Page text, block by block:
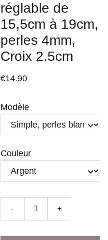
réglable de
15,5cm à 19cm,
perles 4mm,
Croix 2.5cm
€14.90
Modèle
Couleur
- +